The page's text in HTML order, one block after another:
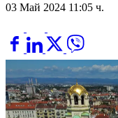
03 Май 2024 11:05 ч.